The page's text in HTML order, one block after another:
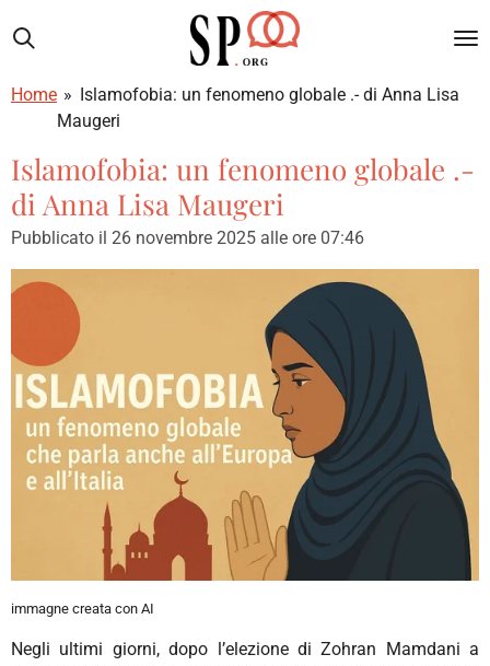
al
principale
Home » Islamofobia: un fenomeno globale .- di Anna Lisa
Maugeri
Islamofobia: un fenomeno globale .-
di Anna Lisa Maugeri
Pubblicato il 26 novembre 2025 alle ore 07:46
immagne creata con AI
Negli ultimi giorni, dopo l’elezione di Zohran Mamdani a